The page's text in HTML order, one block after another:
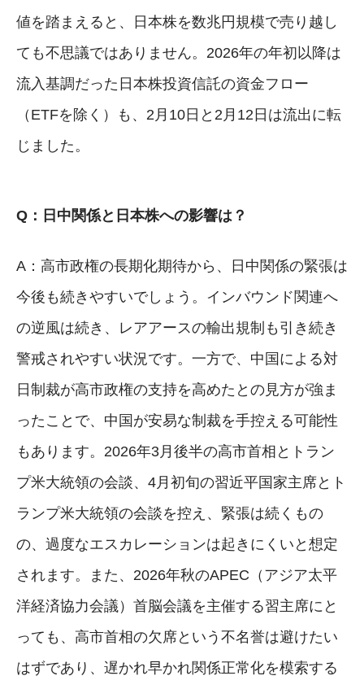
値を踏まえると、日本株を数兆円規模で売り越し
ても不思議ではありません。2026年の年初以降は
流入基調だった日本株投資信託の資金フロー
（ETFを除く）も、2月10日と2月12日は流出に転
じました。
Q：日中関係と日本株への影響は？
A：高市政権の長期化期待から、日中関係の緊張は
今後も続きやすいでしょう。インバウンド関連へ
の逆風は続き、レアアースの輸出規制も引き続き
警戒されやすい状況です。一方で、中国による対
日制裁が高市政権の支持を高めたとの見方が強ま
ったことで、中国が安易な制裁を手控える可能性
もあります。2026年3月後半の高市首相とトラン
プ米大統領の会談、4月初旬の習近平国家主席とト
ランプ米大統領の会談を控え、緊張は続くもの
の、過度なエスカレーションは起きにくいと想定
されます。また、2026年秋のAPEC（アジア太平
洋経済協力会議）首脳会議を主催する習主席にと
っても、高市首相の欠席という不名誉は避けたい
はずであり、遅かれ早かれ関係正常化を模索する